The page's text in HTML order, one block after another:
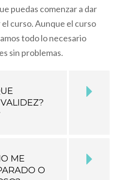
puedas comenzar a dar
curso. Aunque el curso
todo lo necesario
sin problemas.
ME
O